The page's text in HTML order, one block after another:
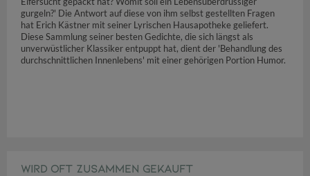
gurgeln?' Die Antwort auf diese von ihm selbst gestellten Fragen
hat Erich Kästner mit seiner Lyrischen Hausapotheke geliefert.
Diese Sammlung seiner besten Gedichte, die sich längst als
unverwüstlicher Klassiker entpuppt hat, dient der 'Behandlung des
durchschnittlichen Innenlebens' mit einer gehörigen Portion Humor.
WIRD OFT ZUSAMMEN GEKAUFT